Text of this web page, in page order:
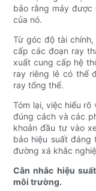
bảo rằng máy
của nó.
Từ góc độ tài
cấp các đoạn ray
xuất cung cấp hệ
ray riêng lẻ có thể
ray tổng thể.
Tóm lại, việc hiểu
đúng cách và các
khoản đầu tư vào
bảo hiệu suất
đường xá khắc
Cân nhắc hiệu
môi trường.